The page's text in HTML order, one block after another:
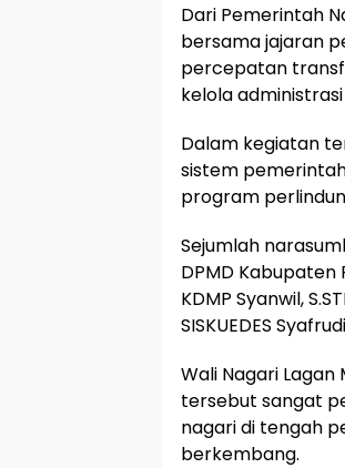
Dari Pemerintah
bersama jajaran
percepatan
kelola
Dalam kegiatan
sistem
program
Sejumlah
DPMD Kabupaten
KDMP Syanwil,
SISKUEDES
Wali Nagari
tersebut sangat
nagari di tengah
berkembang.